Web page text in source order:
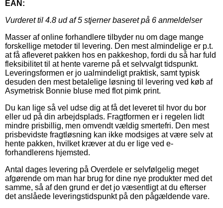
EAN:
Vurderet til 4.8 ud af 5 stjerner baseret på 6 anmeldelser
Masser af online forhandlere tilbyder nu om dage mange
forskellige metoder til levering. Den mest almindelige er p.t.
at få afleveret pakken hos en pakkeshop, fordi du så har fuld
fleksibilitet til at hente varerne på et selvvalgt tidspunkt.
Leveringsformen er jo ualmindeligt praktisk, samt typisk
desuden den mest betalelige løsning til levering ved køb af
Asymetrisk Bonnie bluse med flot pimk print.
Du kan lige så vel udse dig at få det leveret til hvor du bor
eller ud på din arbejdsplads. Fragtformen er i regelen lidt
mindre prisbillig, men omvendt vældig smertefri. Den mest
prisbevidste fragtløsning kan ikke modsiges at være selv at
hente pakken, hvilket kræver at du er lige ved e-
forhandlerens hjemsted.
Antal dages levering på Overdele er selvfølgelig meget
afgørende om man har brug for dine nye produkter med det
samme, så af den grund er det jo væsentligt at du efterser
det anslåede leveringstidspunkt på den pågældende vare.